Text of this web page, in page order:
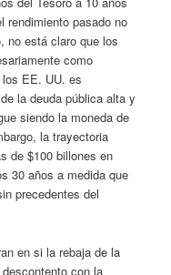
rendimiento pasado no
no está claro que los
como
EE. UU. es
la deuda pública alta y
siendo la moneda de
la trayectoria
de $100 billones en
30 años a medida que
precedentes del
en si la rebaja de la
con la